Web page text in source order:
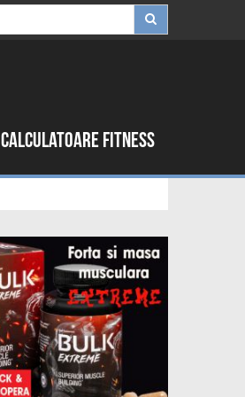
Calculatoare fitness